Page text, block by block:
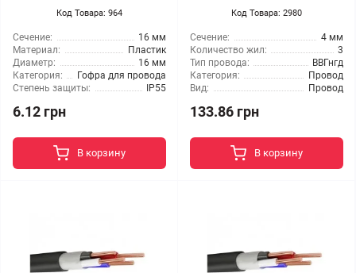
Код Товара: 964
Сечение:
16 мм
Материал:
Пластик
Диаметр:
16 мм
Категория:
Гофра для провода
Степень защиты:
IP55
6.12 грн
В корзину
Код Товара: 2980
Сечение:
4 мм
Количество жил:
3
Тип провода:
ВВГнгд
Категория:
Провод
Вид:
Провод
133.86 грн
В корзину